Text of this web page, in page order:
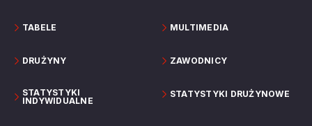
TABELE MULTIMEDIA
DRUŻYNY ZAWODNICY
STATYSTYKI
INDYWIDUALNE
STATYSTYKI DRUŻYNOWE